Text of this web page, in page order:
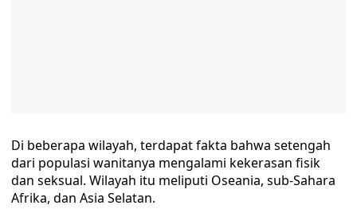
Di beberapa wilayah, terdapat fakta bahwa setengah
dari populasi wanitanya mengalami kekerasan fisik
dan seksual. Wilayah itu meliputi Oseania, sub-Sahara
Afrika, dan Asia Selatan.